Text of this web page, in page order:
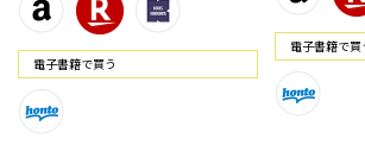
電⼦書籍で買う
電⼦書籍で買